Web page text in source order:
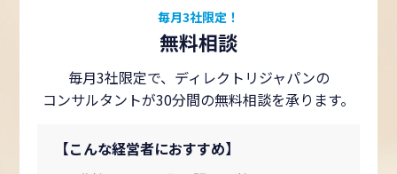
毎月3社限定！
無料相談
毎月3社限定で、ディレクトリジャパンの
コンサルタントが30分間の無料相談を承ります。
【こんな経営者におすすめ】